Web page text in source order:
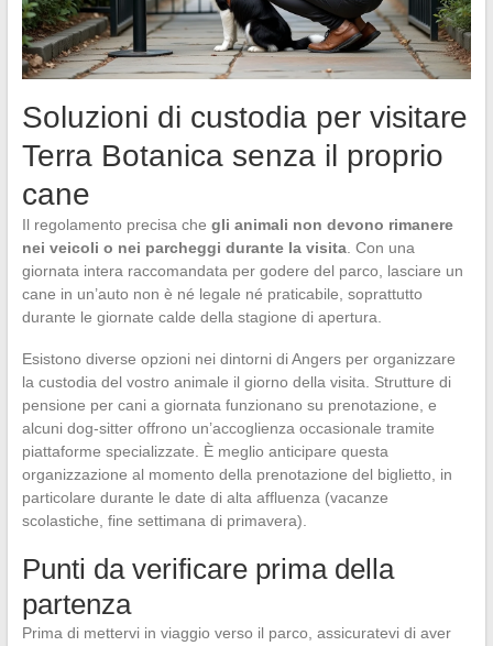
Soluzioni di custodia per visitare
Terra Botanica senza il proprio
cane
Il regolamento precisa che gli animali non devono rimanere
nei veicoli o nei parcheggi durante la visita. Con una
giornata intera raccomandata per godere del parco, lasciare un
cane in un’auto non è né legale né praticabile, soprattutto
durante le giornate calde della stagione di apertura.
Esistono diverse opzioni nei dintorni di Angers per organizzare
la custodia del vostro animale il giorno della visita. Strutture di
pensione per cani a giornata funzionano su prenotazione, e
alcuni dog-sitter offrono un’accoglienza occasionale tramite
piattaforme specializzate. È meglio anticipare questa
organizzazione al momento della prenotazione del biglietto, in
particolare durante le date di alta affluenza (vacanze
scolastiche, fine settimana di primavera).
Punti da verificare prima della
partenza
Prima di mettervi in viaggio verso il parco, assicuratevi di aver